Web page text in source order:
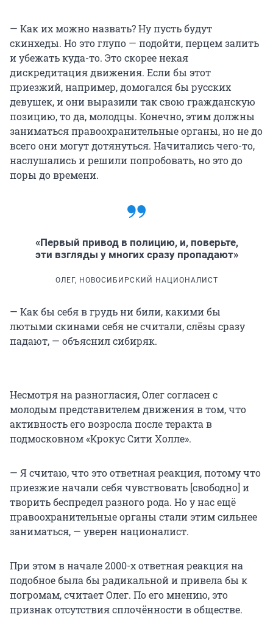
— Как их можно назвать? Ну пусть будут
скинхеды. Но это глупо — подойти, перцем залить
и убежать куда-то. Это скорее некая
дискредитация движения. Если бы этот
приезжий, например, домогался бы русских
девушек, и они выразили так свою гражданскую
позицию, то да, молодцы. Конечно, этим должны
заниматься правоохранительные органы, но не до
всего они могут дотянуться. Начитались чего-то,
наслушались и решили попробовать, но это до
поры до времени.
«Первый привод в полицию, и, поверьте,
эти взгляды у многих сразу пропадают»
ОЛЕГ, НОВОСИБИРСКИЙ НАЦИОНАЛИСТ
— Как бы себя в грудь ни били, какими бы
лютыми скинами себя не считали, слёзы сразу
падают, — объяснил сибиряк.
Несмотря на разногласия, Олег согласен с
молодым представителем движения в том, что
активность его возросла после теракта в
подмосковном «Крокус Сити Холле».
— Я считаю, что это ответная реакция, потому что
приезжие начали себя чувствовать [свободно] и
творить беспредел разного рода. Но у нас ещё
правоохранительные органы стали этим сильнее
заниматься, — уверен националист.
При этом в начале 2000-х ответная реакция на
подобное была бы радикальной и привела бы к
погромам, считает Олег. По его мнению, это
признак отсутствия сплочённости в обществе.